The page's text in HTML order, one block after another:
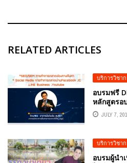
RELATED ARTICLES
บริการวิชา
อบรมฟรี
หลักสูตรอ
องศาJULY 7,
บริการวิชา
อบรมผู้นำ